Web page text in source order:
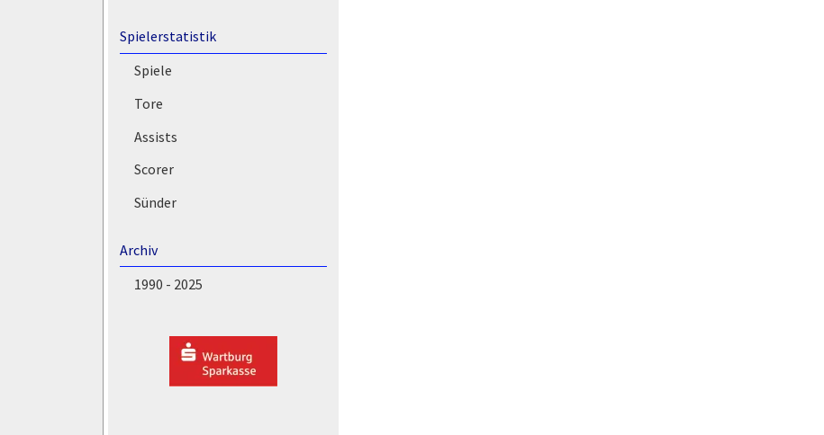
Spielerstatistik
Spiele
Tore
Assists
Scorer
Sünder
Archiv
1990 - 2025